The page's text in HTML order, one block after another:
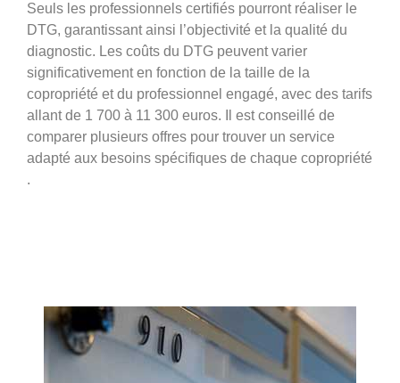
Seuls les professionnels certifiés pourront réaliser le
DTG, garantissant ainsi l’objectivité et la qualité du
diagnostic. Les coûts du DTG peuvent varier
significativement en fonction de la taille de la
copropriété et du professionnel engagé, avec des tarifs
allant de 1 700 à 11 300 euros. Il est conseillé de
comparer plusieurs offres pour trouver un service
adapté aux besoins spécifiques de chaque copropriété​​
.